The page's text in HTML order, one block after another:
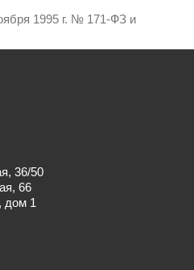
1995 г. № 171-ФЗ и
36/50
66
дом 1